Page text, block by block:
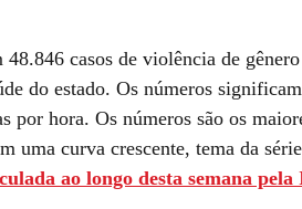
casos de violência de
do estado. Os números
por hora. Os números são os
uma curva crescente, tema da
ao longo desta semana